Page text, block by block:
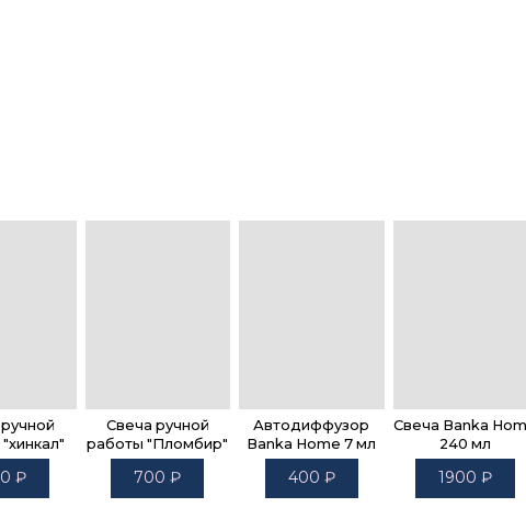
₽
Свеча ручной
работы "Пломбир"
700 ₽
Автодиффузор
Banka Home 7 мл
400 ₽
Свеча Banka
240 мл
1900 ₽